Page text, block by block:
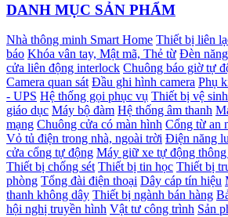
DANH MỤC SẢN PHẨM
Nhà thông minh Smart Home Thiết bị liên
báo Khóa vân tay, Mật mã, Thẻ từ Đèn
cửa liên động interlock Chuông báo giờ tự
Camera quan sát Đầu ghi hình camera Phụ
- UPS Hệ thống gọi phục vụ Thiết bị vệ
giáo dục Máy bộ đàm Hệ thống âm thanh
mạng Chuông cửa có màn hình Cổng từ an
Vỏ tủ điện trong nhà, ngoài trời Điện năng
cửa cổng tự động Máy giữ xe tự động
Thiết bị chống sét Thiết bị tin học Thiết bị
phòng Tổng đài điện thoại Dây cáp tín hiệu
thanh không dây Thiết bị ngành bán hàng
hội nghị truyền hình Vật tư công trình Sản